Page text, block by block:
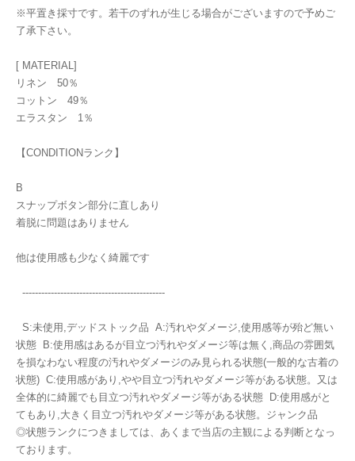
※平置き採寸です。若干のずれが生じる場合がございますので予めご
了承下さい。
[ MATERIAL]
リネン 50％
コットン 49％
エラスタン 1％
【CONDITIONランク】
B
スナップボタン部分に直しあり
着脱に問題はありません
他は使用感も少なく綺麗です
---------------------------------------------
S:未使用,デッドストック品 A:汚れやダメージ,使用感等が殆ど無い
状態 B:使用感はあるが目立つ汚れやダメージ等は無く,商品の雰囲気
を損なわない程度の汚れやダメージのみ見られる状態(一般的な古着の
状態) C:使用感があり,やや目立つ汚れやダメージ等がある状態。又は
全体的に綺麗でも目立つ汚れやダメージ等がある状態 D:使用感がと
てもあり,大きく目立つ汚れやダメージ等がある状態。ジャンク品
◎状態ランクにつきましては、あくまで当店の主観による判断となっ
ております。